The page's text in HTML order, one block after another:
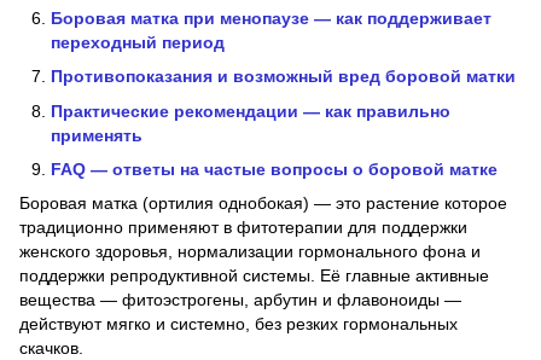
Боровая матка при менопаузе — как поддерживает
переходный период
Противопоказания и возможный вред боровой матки
Практические рекомендации — как правильно
применять
FAQ — ответы на частые вопросы о боровой матке
Боровая матка (ортилия однобокая) — это растение которое
традиционно применяют в фитотерапии для поддержки
женского здоровья, нормализации гормонального фона и
поддержки репродуктивной системы. Её главные активные
вещества — фитоэстрогены, арбутин и флавоноиды —
действуют мягко и системно, без резких гормональных
скачков.